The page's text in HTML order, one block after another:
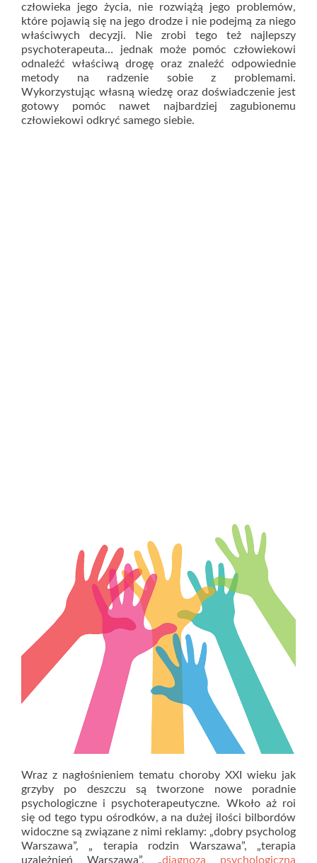
człowieka jego życia, nie rozwiążą jego problemów,
które pojawią się na jego drodze i nie podejmą za niego
właściwych decyzji. Nie zrobi tego też najlepszy
psychoterapeuta… jednak może pomóc człowiekowi
odnaleźć właściwą drogę oraz znaleźć odpowiednie
metody na radzenie sobie z problemami.
Wykorzystując własną wiedzę oraz doświadczenie jest
gotowy pomóc nawet najbardziej zagubionemu
człowiekowi odkryć samego siebie.
Wraz z nagłośnieniem tematu choroby XXI wieku jak
grzyby po deszczu są tworzone nowe poradnie
psychologiczne i psychoterapeutyczne. Wkoło aż roi
się od tego typu ośrodków, a na dużej ilości bilbordów
widoczne są związane z nimi reklamy: „dobry psycholog
Warszawa”, „ terapia rodzin Warszawa”, „terapia
uzależnień Warszawa”, „diagnoza psychologiczna